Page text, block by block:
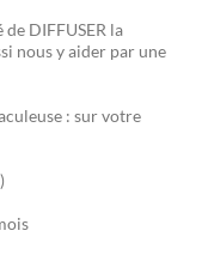
de DIFFUSER la
nous y aider par une
: sur votre